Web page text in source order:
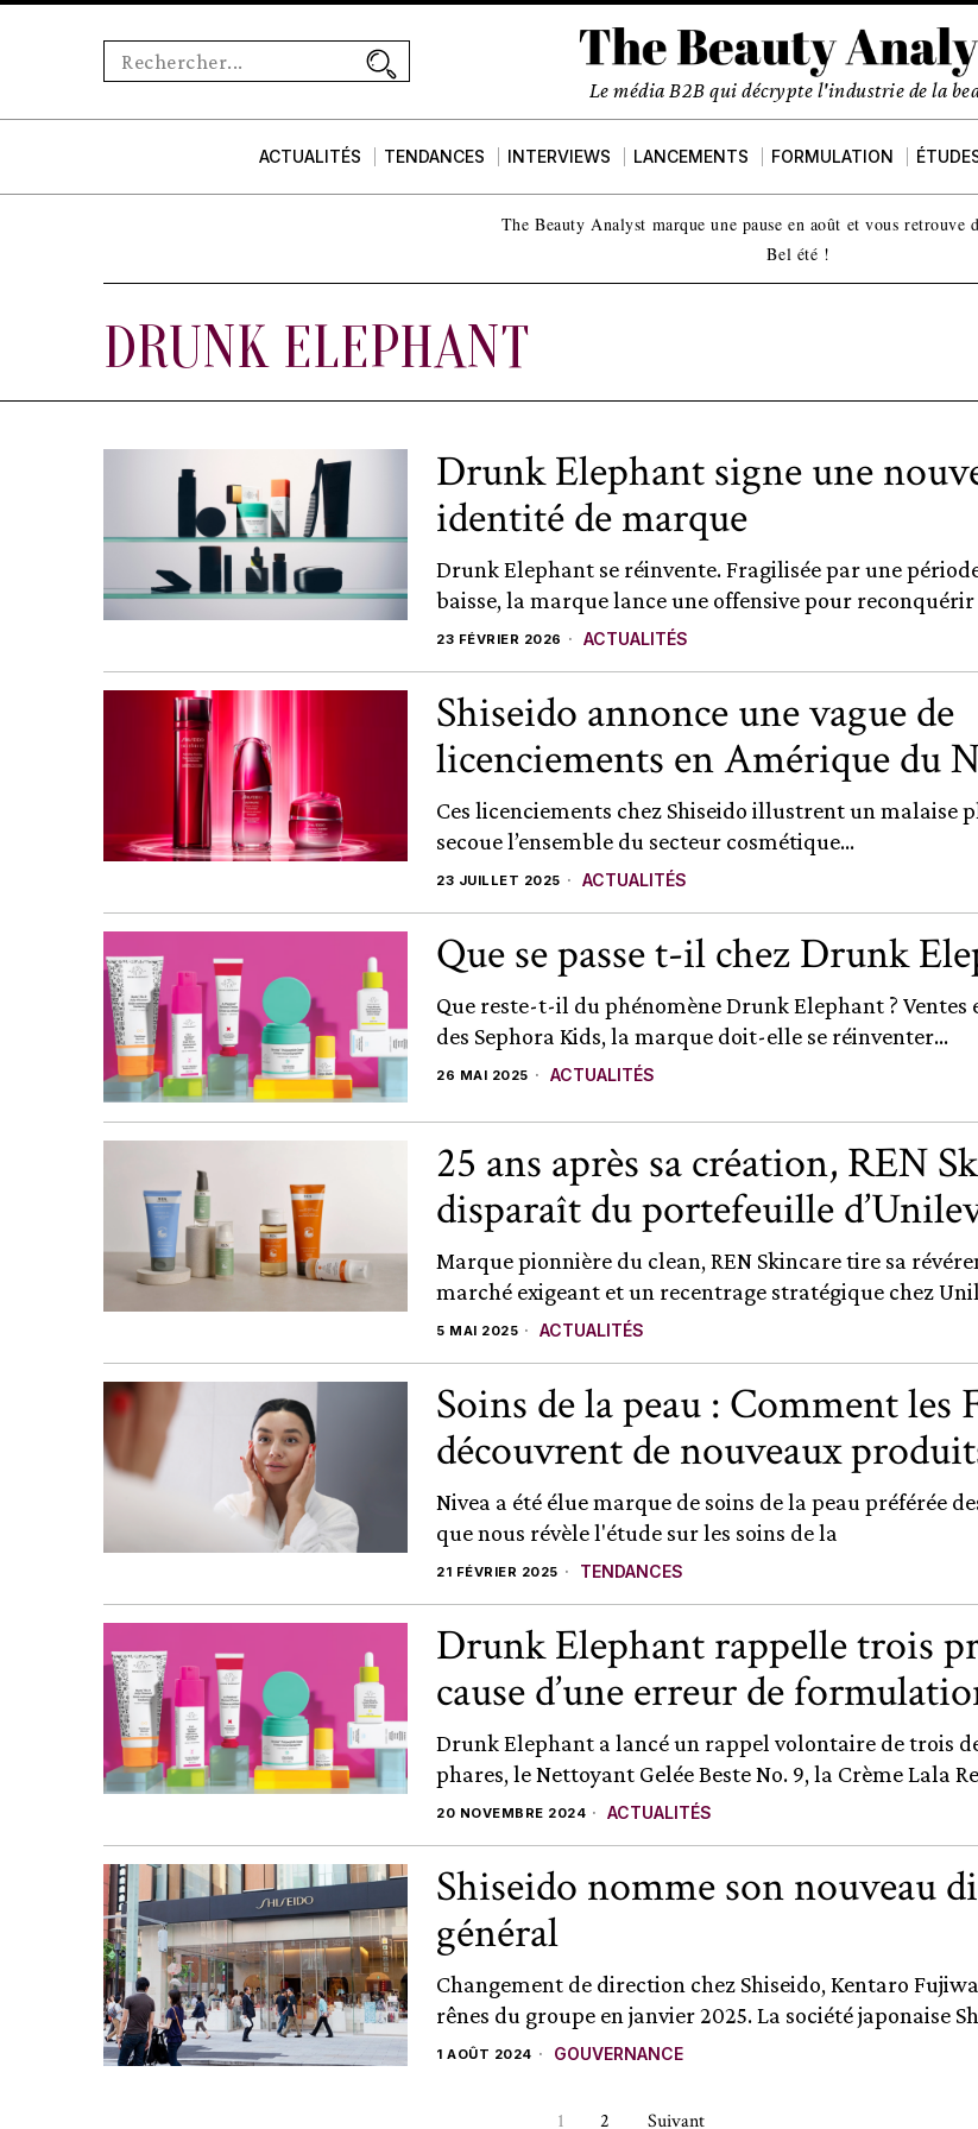
Le média B2B qui décrypte l'industrie de la
ACTUALITÉS TENDANCES INTERVIEWS LANCEMENTS FORMULATION
The Beauty Analyst marque une pause en août et vous retrouve
Bel été !
DRUNK ELEPHANT
Drunk Elephant signe une
identité de marque
Drunk Elephant se réinvente. Fragilisée par une
baisse, la marque lance une offensive pour reconquérir
23 FÉVRIER 2026 ACTUALITÉS
Shiseido annonce une vague de
licenciements en Amérique du
Ces licenciements chez Shiseido illustrent un malaise
secoue l’ensemble du secteur cosmétique...
23 JUILLET 2025 ACTUALITÉS
Que se passe t-il chez Drunk
Que reste-t-il du phénomène Drunk Elephant ? Ventes
des Sephora Kids, la marque doit-elle se réinventer...
26 MAI 2025 ACTUALITÉS
25 ans après sa création, REN
disparaît du portefeuille
Marque pionnière du clean, REN Skincare tire sa
marché exigeant et un recentrage stratégique chez
5 MAI 2025 ACTUALITÉS
Soins de la peau : Comment les
découvrent de nouveaux
Nivea a été élue marque de soins de la peau préférée
que nous révèle l'étude sur les soins de la
21 FÉVRIER 2025 TENDANCES
Drunk Elephant rappelle trois
cause d’une erreur de
Drunk Elephant a lancé un rappel volontaire de trois
phares, le Nettoyant Gelée Beste No. 9, la Crème Lala
20 NOVEMBRE 2024 ACTUALITÉS
Shiseido nomme son nouveau
général
Changement de direction chez Shiseido, Kentaro
rênes du groupe en janvier 2025. La société japonaise
1 AOÛT 2024 GOUVERNANCE
1 2 Suivant